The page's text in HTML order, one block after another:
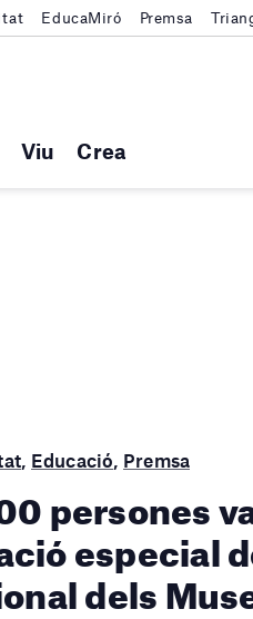
Viu Crea
EducaMiró Premsa
Educació Premsa
persones
especial
dels